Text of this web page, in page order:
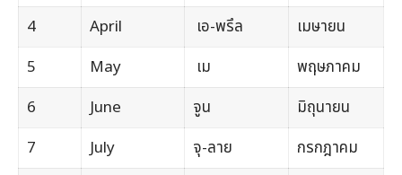
4
April เอ-พรึล
เมษายน
5
May เม
พฤษภาคม
6
June จูน
มิถุนายน
7
July จุ-ลาย
กรกฎาคม